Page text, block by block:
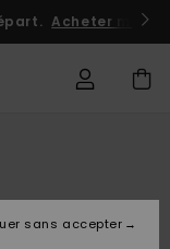
Acheter
sans accepter